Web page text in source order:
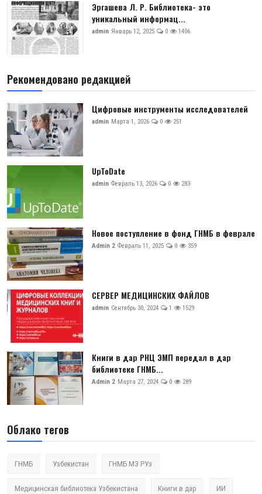
Эргашева Л. Р. Библиотека- это
уникальный информац...
admin Январь 12, 2025 0 1406
Рекомендовано редакцией
Цифровые инструменты исследователей
admin Марта 1, 2026 0 251
UpToDate
admin Февраль 13, 2026 0 283
Новое поступление в фонд ГНМБ в феврале
Admin 2 Февраль 11, 2025 0 359
СЕРВЕР МЕДИЦИНСКИХ ФАЙЛОВ
admin Сентябрь 30, 2024 1 1529
Книги в дар РНЦ ЭМП передал в дар
библиотеке ГНМБ...
Admin 2 Марта 27, 2024 0 289
Облако тегов
ГНМБ Узбекистан ГНМБ МЗ РУз
Медицинская библиотека Узбекистана Книги в дар ИИ